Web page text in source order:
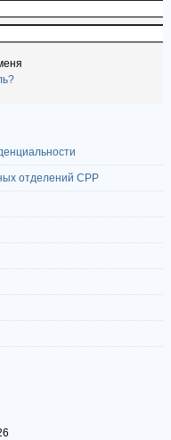
отделений СРР